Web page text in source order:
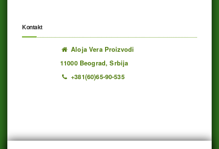
Kontakt
Aloja Vera Proizvodi
11000 Beograd, Srbija
+381(60)65-90-535